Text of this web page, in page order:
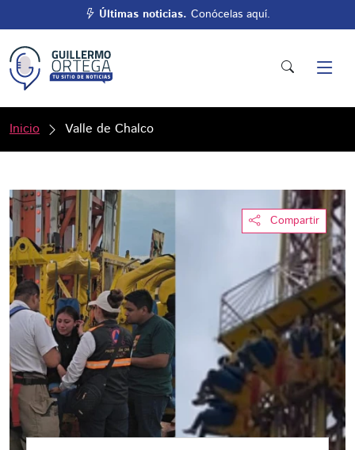
Últimas noticias. Conócelas aquí.
Inicio Valle de Chalco
Compartir